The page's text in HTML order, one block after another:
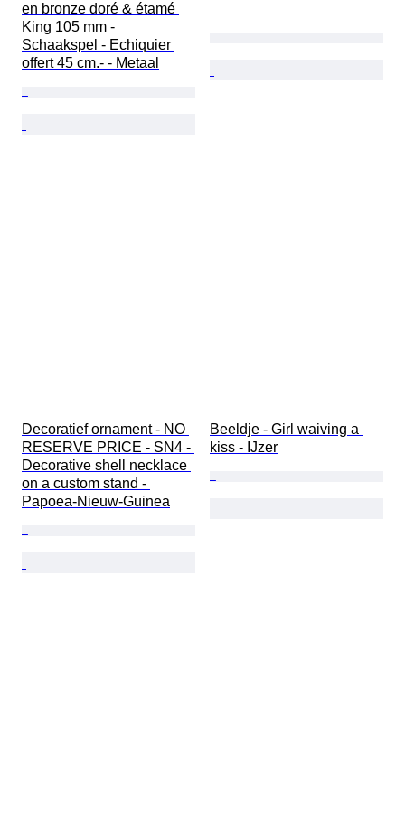
en bronze doré & étamé
King 105 mm -
Schaakspel - Echiquier
offert 45 cm.- - Metaal
Decoratief ornament - NO
RESERVE PRICE - SN4 -
Decorative shell necklace
on a custom stand -
Papoea-Nieuw-Guinea
Beeldje - Girl waiving a
kiss - IJzer